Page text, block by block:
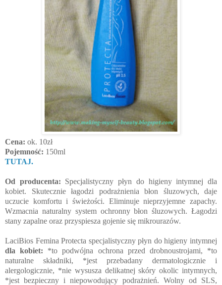
Cena: ok. 10zł
Pojemność: 150ml
TUTAJ.
Od producenta: Specjalistyczny płyn do higieny intymnej dla
kobiet. Skutecznie łagodzi podrażnienia błon śluzowych, daje
uczucie komfortu i świeżości. Eliminuje nieprzyjemne zapachy.
Wzmacnia naturalny system ochronny błon śluzowych. Łagodzi
stany zapalne oraz przyspiesza gojenie się mikrourazów.
LaciBios Femina Protecta specjalistyczny płyn do higieny intymnej
dla kobiet: *to podwójna ochrona przed drobnoustrojami, *to
naturalne składniki, *jest przebadany dermatologicznie i
alergologicznie, *nie wysusza delikatnej skóry okolic intymnych,
*jest bezpieczny i niepowodujący podrażnień. Wolny od SLS,